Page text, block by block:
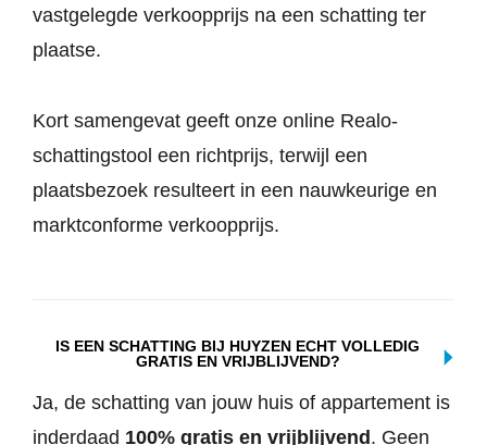
vastgelegde verkoopprijs na een schatting ter
plaatse.
Kort samengevat geeft onze online Realo-
schattingstool een richtprijs, terwijl een
plaatsbezoek resulteert in een nauwkeurige en
marktconforme verkoopprijs.
IS EEN SCHATTING BIJ HUYZEN ECHT VOLLEDIG
GRATIS EN VRIJBLIJVEND?
Ja, de schatting van jouw huis of appartement is
inderdaad 100% gratis en vrijblijvend. Geen